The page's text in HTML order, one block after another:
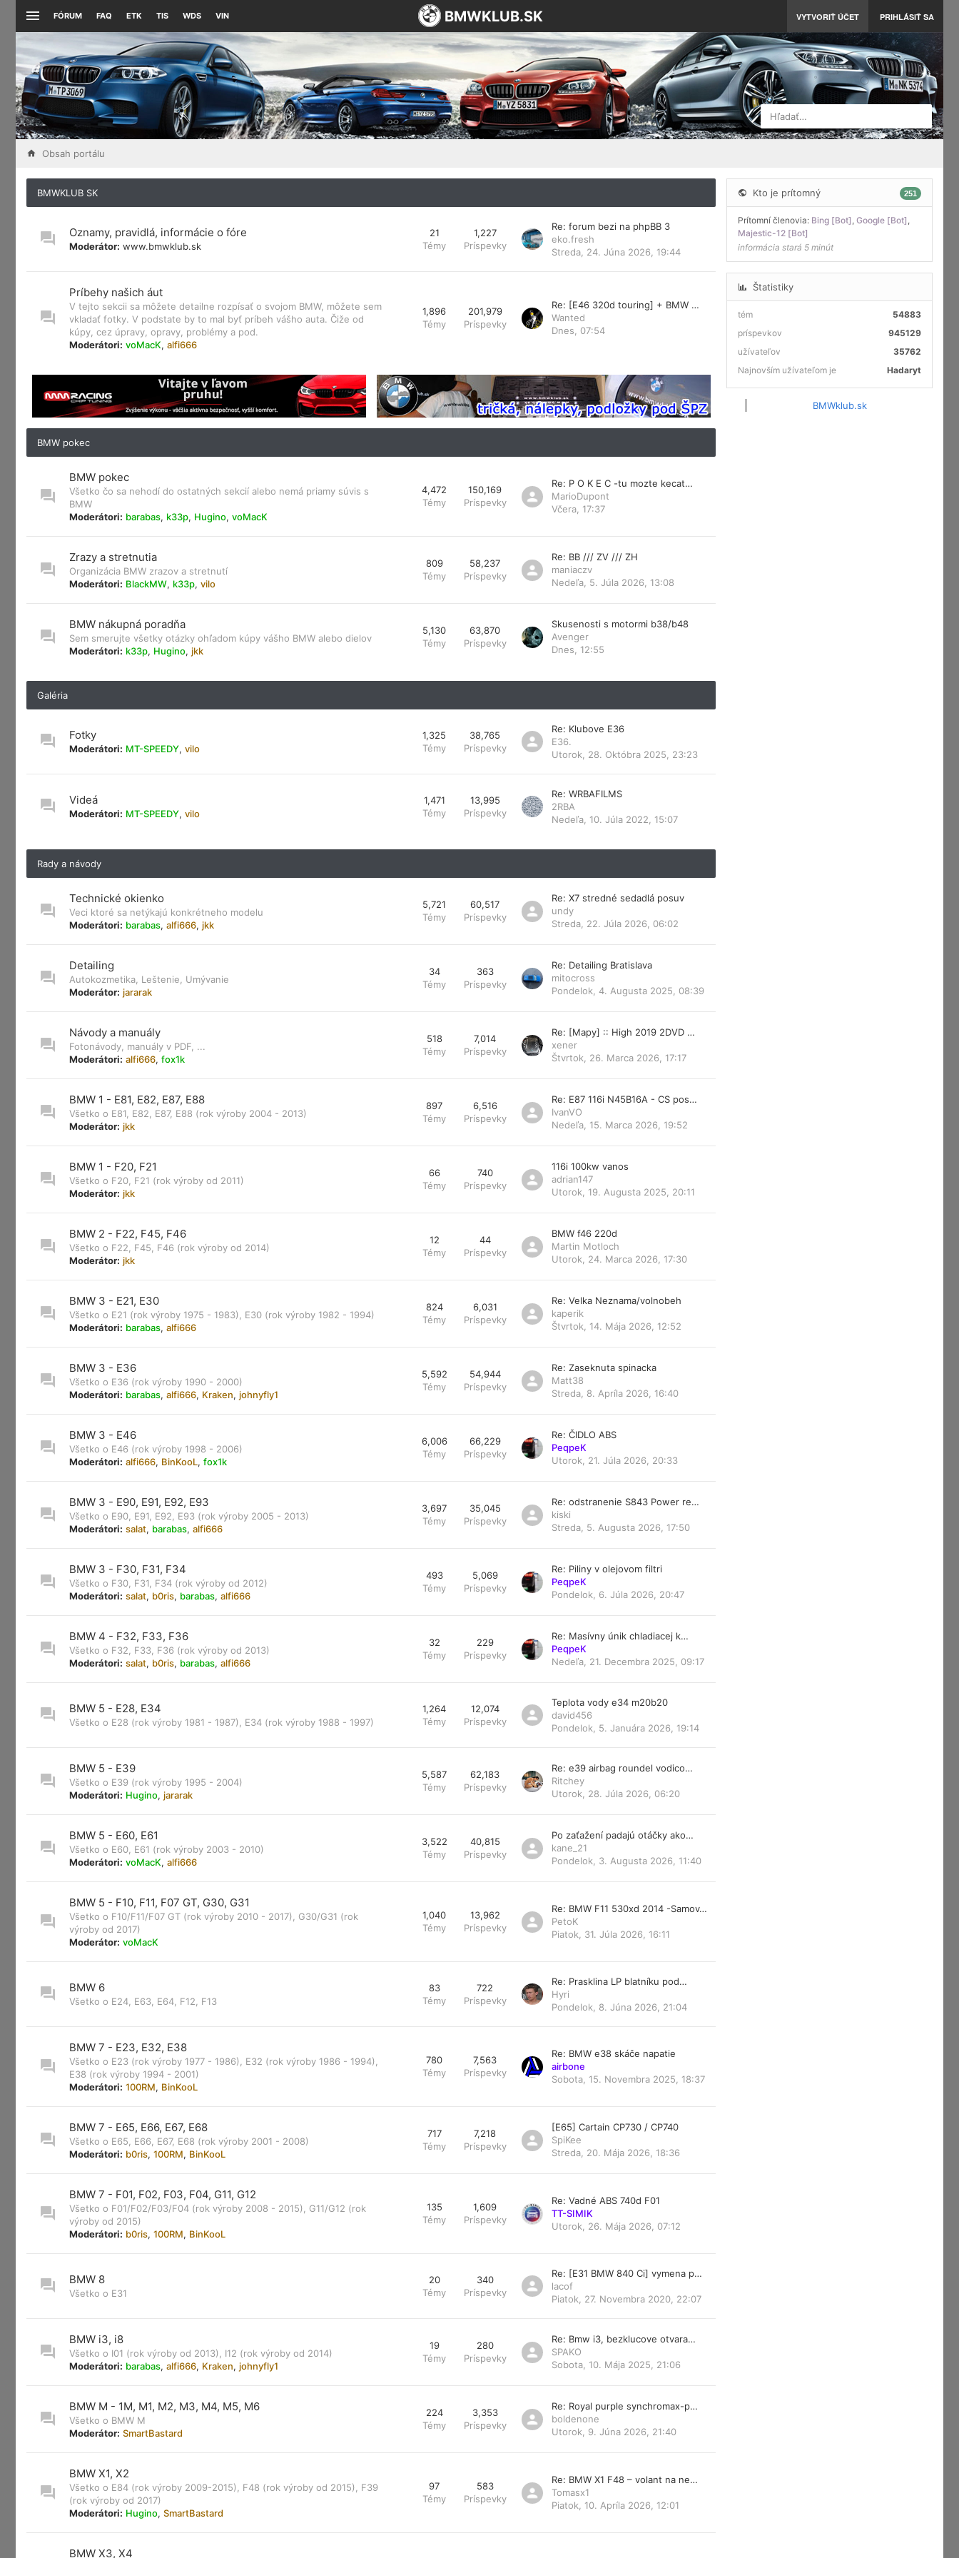
FÓRUM FAQ ETK TIS WDS VIN VYTVORIŤ ÚČET PRIHLÁSIŤ SA
BMWKLUB.SK
Hľadať…
Obsah portálu
BMWKLUB SK
Oznamy, pravidlá, informácie o fóre
Moderátor: www.bmwklub.sk
21
Témy
1,227
Príspevky
Re: forum bezi na phpBB 3
eko.fresh
Streda, 24. Júna 2026, 19:44
Príbehy našich áut
V tejto sekcii sa môžete detailne rozpísať o svojom BMW, môžete sem
vkladať fotky. V podstate by to mal byť príbeh vášho auta. Čiže od
kúpy, cez úpravy, opravy, problémy a pod.
Moderátori: voMacK, alfi666
1,896
Témy
201,979
Príspevky
Re: [E46 320d touring] + BMW …
Wanted
Dnes, 07:54
BMW pokec
BMW pokec
Všetko čo sa nehodí do ostatných sekcií alebo nemá priamy súvis s
BMW
Moderátori: barabas, k33p, Hugino, voMacK
4,472
Témy
150,169
Príspevky
Re: P O K E C -tu mozte kecat…
MarioDupont
Včera, 17:37
Zrazy a stretnutia
Organizácia BMW zrazov a stretnutí
Moderátori: BlackMW, k33p, vilo
809
Témy
58,237
Príspevky
Re: BB /// ZV /// ZH
maniaczv
Nedeľa, 5. Júla 2026, 13:08
BMW nákupná poradňa
Sem smerujte všetky otázky ohľadom kúpy vášho BMW alebo dielov
Moderátori: k33p, Hugino, jkk
5,130
Témy
63,870
Príspevky
Skusenosti s motormi b38/b48
Avenger
Dnes, 12:55
Galéria
Fotky
Moderátori: MT-SPEEDY, vilo
1,325
Témy
38,765
Príspevky
Re: Klubove E36
E36.
Utorok, 28. Októbra 2025, 23:23
Videá
Moderátori: MT-SPEEDY, vilo
1,471
Témy
13,995
Príspevky
Re: WRBAFILMS
2RBA
Nedeľa, 10. Júla 2022, 15:07
Rady a návody
Technické okienko
Veci ktoré sa netýkajú konkrétneho modelu
Moderátori: barabas, alfi666, jkk
5,721
Témy
60,517
Príspevky
Re: X7 stredné sedadlá posuv
undy
Streda, 22. Júla 2026, 06:02
Detailing
Autokozmetika, Leštenie, Umývanie
Moderátor: jararak
34
Témy
363
Príspevky
Re: Detailing Bratislava
mitocross
Pondelok, 4. Augusta 2025, 08:39
Návody a manuály
Fotonávody, manuály v PDF, ...
Moderátori: alfi666, fox1k
518
Témy
7,014
Príspevky
Re: [Mapy] :: High 2019 2DVD …
xener
Štvrtok, 26. Marca 2026, 17:17
BMW 1 - E81, E82, E87, E88
Všetko o E81, E82, E87, E88 (rok výroby 2004 - 2013)
Moderátor: jkk
897
Témy
6,516
Príspevky
Re: E87 116i N45B16A - CS pos…
IvanVO
Nedeľa, 15. Marca 2026, 19:52
BMW 1 - F20, F21
Všetko o F20, F21 (rok výroby od 2011)
Moderátor: jkk
66
Témy
740
Príspevky
116i 100kw vanos
adrian147
Utorok, 19. Augusta 2025, 20:11
BMW 2 - F22, F45, F46
Všetko o F22, F45, F46 (rok výroby od 2014)
Moderátor: jkk
12
Témy
44
Príspevky
BMW f46 220d
Martin Motloch
Utorok, 24. Marca 2026, 17:30
BMW 3 - E21, E30
Všetko o E21 (rok výroby 1975 - 1983), E30 (rok výroby 1982 - 1994)
Moderátori: barabas, alfi666
824
Témy
6,031
Príspevky
Re: Velka Neznama/volnobeh
kaperik
Štvrtok, 14. Mája 2026, 12:52
BMW 3 - E36
Všetko o E36 (rok výroby 1990 - 2000)
Moderátori: barabas, alfi666, Kraken, johnyfly1
5,592
Témy
54,944
Príspevky
Re: Zaseknuta spinacka
Matt38
Streda, 8. Apríla 2026, 16:40
BMW 3 - E46
Všetko o E46 (rok výroby 1998 - 2006)
Moderátori: alfi666, BinKooL, fox1k
6,006
Témy
66,229
Príspevky
Re: ČIDLO ABS
PeqpeK
Utorok, 21. Júla 2026, 20:33
BMW 3 - E90, E91, E92, E93
Všetko o E90, E91, E92, E93 (rok výroby 2005 - 2013)
Moderátori: salat, barabas, alfi666
3,697
Témy
35,045
Príspevky
Re: odstranenie S843 Power re…
kiski
Streda, 5. Augusta 2026, 17:50
BMW 3 - F30, F31, F34
Všetko o F30, F31, F34 (rok výroby od 2012)
Moderátori: salat, b0ris, barabas, alfi666
493
Témy
5,069
Príspevky
Re: Piliny v olejovom filtri
PeqpeK
Pondelok, 6. Júla 2026, 20:47
BMW 4 - F32, F33, F36
Všetko o F32, F33, F36 (rok výroby od 2013)
Moderátori: salat, b0ris, barabas, alfi666
32
Témy
229
Príspevky
Re: Masívny únik chladiacej k…
PeqpeK
Nedeľa, 21. Decembra 2025, 09:17
BMW 5 - E28, E34
Všetko o E28 (rok výroby 1981 - 1987), E34 (rok výroby 1988 - 1997)
1,264
Témy
12,074
Príspevky
Teplota vody e34 m20b20
david456
Pondelok, 5. Januára 2026, 19:14
BMW 5 - E39
Všetko o E39 (rok výroby 1995 - 2004)
Moderátori: Hugino, jararak
5,587
Témy
62,183
Príspevky
Re: e39 airbag roundel vodico…
Ritchey
Utorok, 28. Júla 2026, 06:20
BMW 5 - E60, E61
Všetko o E60, E61 (rok výroby 2003 - 2010)
Moderátori: voMacK, alfi666
3,522
Témy
40,815
Príspevky
Po zaťažení padajú otáčky ako…
kane_21
Pondelok, 3. Augusta 2026, 11:40
BMW 5 - F10, F11, F07 GT, G30, G31
Všetko o F10/F11/F07 GT (rok výroby 2010 - 2017), G30/G31 (rok
výroby od 2017)
Moderátor: voMacK
1,040
Témy
13,962
Príspevky
Re: BMW F11 530xd 2014 -Samov…
PetoK
Piatok, 31. Júla 2026, 16:11
BMW 6
Všetko o E24, E63, E64, F12, F13
83
Témy
722
Príspevky
Re: Prasklina LP blatníku pod…
Hyri
Pondelok, 8. Júna 2026, 21:04
BMW 7 - E23, E32, E38
Všetko o E23 (rok výroby 1977 - 1986), E32 (rok výroby 1986 - 1994),
E38 (rok výroby 1994 - 2001)
Moderátori: 100RM, BinKooL
780
Témy
7,563
Príspevky
Re: BMW e38 skáče napatie
airbone
Sobota, 15. Novembra 2025, 18:37
BMW 7 - E65, E66, E67, E68
Všetko o E65, E66, E67, E68 (rok výroby 2001 - 2008)
Moderátori: b0ris, 100RM, BinKooL
717
Témy
7,218
Príspevky
[E65] Cartain CP730 / CP740
SpiKee
Streda, 20. Mája 2026, 18:36
BMW 7 - F01, F02, F03, F04, G11, G12
Všetko o F01/F02/F03/F04 (rok výroby 2008 - 2015), G11/G12 (rok
výroby od 2015)
Moderátori: b0ris, 100RM, BinKooL
135
Témy
1,609
Príspevky
Re: Vadné ABS 740d F01
TT-SIMIK
Utorok, 26. Mája 2026, 07:12
BMW 8
Všetko o E31
20
Témy
340
Príspevky
Re: [E31 BMW 840 Ci] vymena p…
lacof
Piatok, 27. Novembra 2020, 22:07
BMW i3, i8
Všetko o I01 (rok výroby od 2013), I12 (rok výroby od 2014)
Moderátori: barabas, alfi666, Kraken, johnyfly1
19
Témy
280
Príspevky
Re: Bmw i3, bezklucove otvara…
SPAKO
Sobota, 10. Mája 2025, 21:06
BMW M - 1M, M1, M2, M3, M4, M5, M6
Všetko o BMW M
Moderátor: SmartBastard
224
Témy
3,353
Príspevky
Re: Royal purple synchromax-p…
boldenone
Utorok, 9. Júna 2026, 21:40
BMW X1, X2
Všetko o E84 (rok výroby 2009-2015), F48 (rok výroby od 2015), F39
(rok výroby od 2017)
Moderátori: Hugino, SmartBastard
97
Témy
583
Príspevky
Re: BMW X1 F48 – volant na ne…
Tomasx1
Piatok, 10. Apríla 2026, 12:01
BMW X3, X4
Kto je prítomný 251
Prítomní členovia: Bing [Bot] , Google [Bot] ,
Majestic-12 [Bot]
informácia stará 5 minút
Štatistiky
54883
tém
945129
príspevkov
35762
užívateľov
Najnovším užívateľom je
Hadaryt
BMWklub.sk